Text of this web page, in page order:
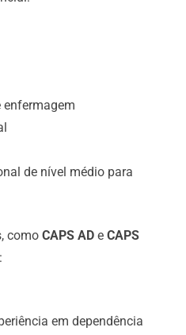
de nível médio para
como CAPS AD e CAPS
em dependência